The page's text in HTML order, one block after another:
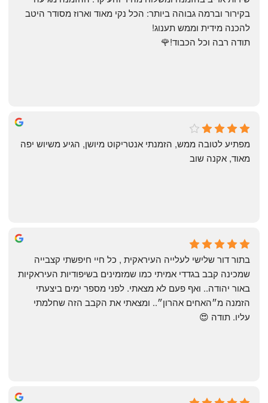
michal gottfried
4 months ago
להכנה מידית וממש תענוג!
תודה רבה וכל הכבוד!🌹
שי
4 months ago
מאוד, אקנה שוב
Yonatan Menashe
עליו. תודה 😍